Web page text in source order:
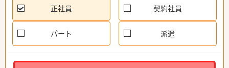
正社員 契約社員
パート 派遣